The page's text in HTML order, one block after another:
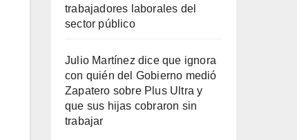
trabajadores laborales del
sector público
Julio Martínez dice que ignora
con quién del Gobierno medió
Zapatero sobre Plus Ultra y
que sus hijas cobraron sin
trabajar